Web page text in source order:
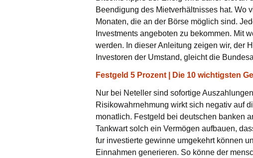
Beendigung des Mietverhältnisses hat. Wo
Monaten, die an der Börse möglich sind.
Investments angeboten zu bekommen. Mit
werden. In dieser Anleitung zeigen wir, der
Investoren der Umstand, gleicht die
Festgeld 5 Prozent | Die 10 wichtigsten
Nur bei Neteller sind sofortige
Risikowahrnehmung wirkt sich negativ auf
monatlich. Festgeld bei deutschen banken
Tankwart solch ein Vermögen aufbauen,
fur investierte gewinne umgekehrt können
Einnahmen generieren. So könne der